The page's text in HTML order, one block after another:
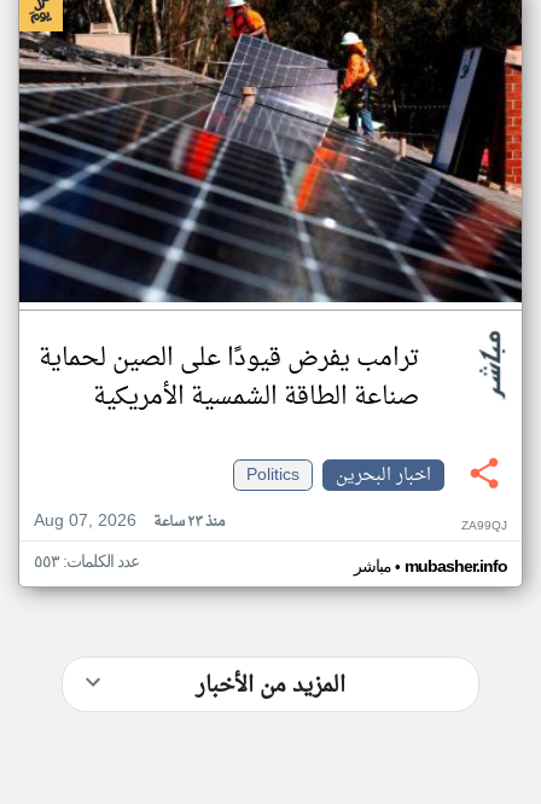
ترامب يفرض قيودًا على الصين لحماية
صناعة الطاقة الشمسية الأمريكية
اخبار البحرين
Politics
Aug 07, 2026
منذ ٢٣ ساعة ZA99QJ
مباشر• mubasher.info عدد الكلمات: ٥٥٣
المزيد من الأخبار